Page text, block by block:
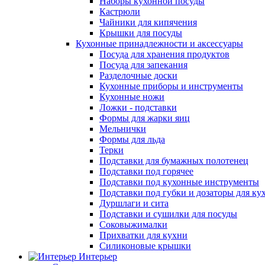
Кастрюли
Чайники для кипячения
Крышки для посуды
Кухонные принадлежности и аксессуары
Посуда для хранения продуктов
Посуда для запекания
Разделочные доски
Кухонные приборы и инструменты
Кухонные ножи
Ложки - подставки
Формы для жарки яиц
Мельнички
Формы для льда
Терки
Подставки для бумажных полотенец
Подставки под горячее
Подставки под кухонные инструменты
Подставки под губки и дозаторы для
Дуршлаги и сита
Подставки и сушилки для посуды
Соковыжималки
Прихватки для кухни
Силиконовые крышки
Интерьер